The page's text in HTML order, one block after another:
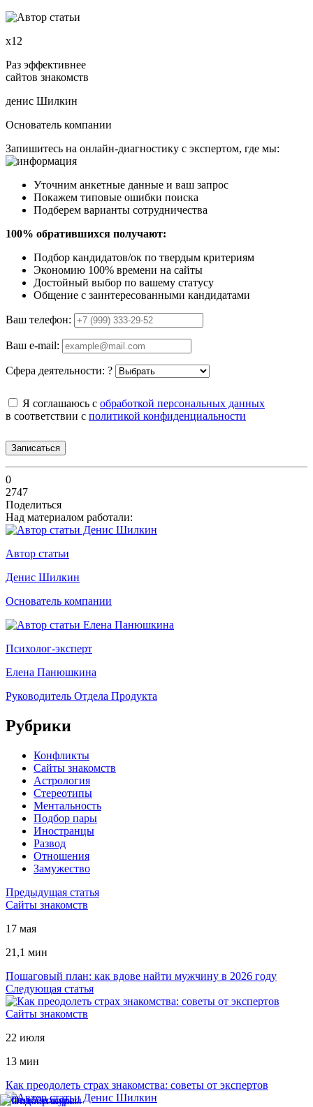
х12
Раз эффективнее
сайтов знакомств
денис Шилкин
Основатель компании
Запишитесь на онлайн-диагностику с экспертом, где мы:
Уточним анкетные данные и ваш запрос
Покажем типовые ошибки поиска
Подберем варианты сотрудничества
100% обратившихся получают:
Подбор кандидатов/ок по твердым критериям
Экономию 100% времени на сайты
Достойный выбор по вашему статусу
Общение с заинтересованными кандидатами
Ваш телефон:
Ваш e-mail:
Сфера деятельности: ?
Я соглашаюсь с обработкой персональных данных
в соответствии с политикой конфиденциальности
Записаться
0
2747
Поделиться
Над материалом работали:
Автор статьи
Денис Шилкин
Основатель компании
Психолог-эксперт
Елена Панюшкина
Руководитель Отдела Продукта
Рубрики
Конфликты
Сайты знакомств
Астрология
Стереотипы
Ментальность
Подбор пары
Иностранцы
Развод
Отношения
Замужество
Предыдущая статья
Сайты знакомств
17 мая
21,1 мин
Пошаговый план: как вдове найти мужчину в 2026 году
Следующая статья
Сайты знакомств
22 июля
13 мин
Как преодолеть страх знакомства: советы от экспертов